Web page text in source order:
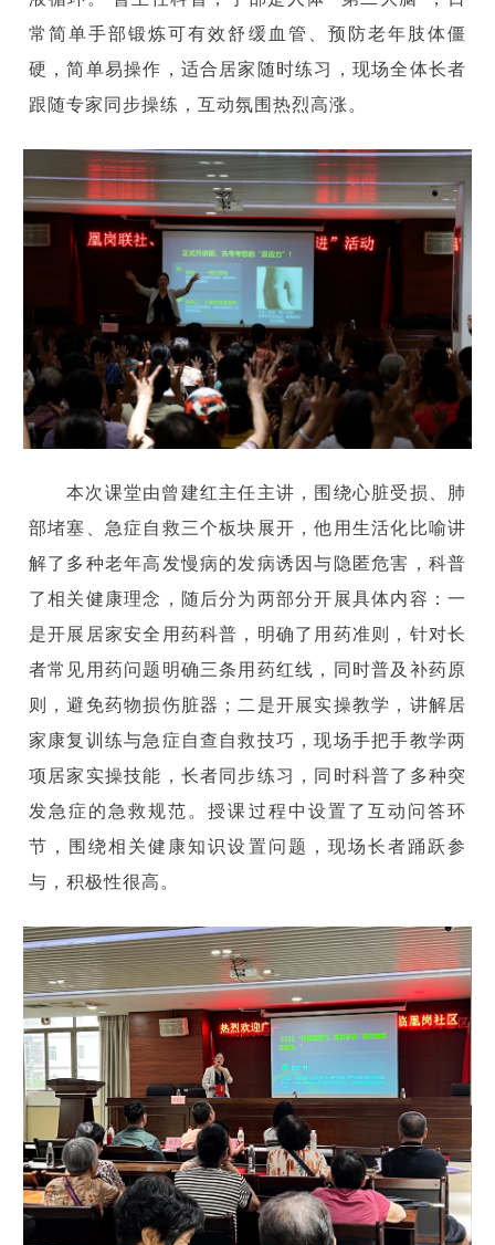
常简单手部锻炼可有效舒缓血管、预防老年肢体僵
硬，简单易操作，适合居家随时练习，现场全体长者
跟随专家同步操练，互动氛围热烈高涨。
本次课堂由曾建红主任主讲，围绕心脏受损、肺
部堵塞、急症自救三个板块展开，他用生活化比喻讲
解了多种老年高发慢病的发病诱因与隐匿危害，科普
了相关健康理念，随后分为两部分开展具体内容：一
是开展居家安全用药科普，明确了用药准则，针对长
者常见用药问题明确三条用药红线，同时普及补药原
则，避免药物损伤脏器；二是开展实操教学，讲解居
家康复训练与急症自查自救技巧，现场手把手教学两
项居家实操技能，长者同步练习，同时科普了多种突
发急症的急救规范。授课过程中设置了互动问答环
节，围绕相关健康知识设置问题，现场长者踊跃参
与，积极性很高。